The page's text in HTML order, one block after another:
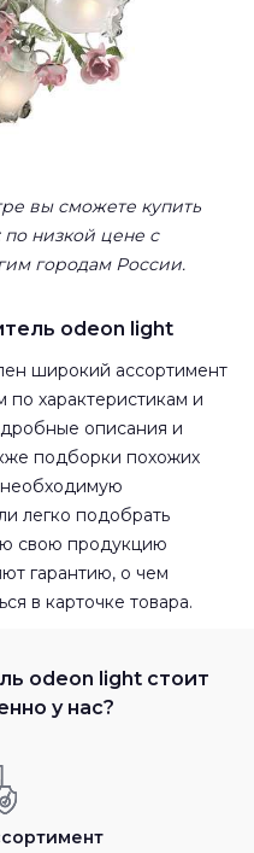
вы сможете купить
по низкой цене с
городам России.
odeon light
широкий ассортимент
характеристикам и
описания и
подборки похожих
легко подобрать
свою продукцию
гарантию, о чем
в карточке товара.
odeon light стоит
у нас?